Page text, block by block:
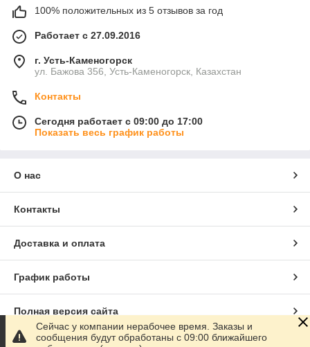
100% положительных из 5 отзывов за год
Работает с 27.09.2016
г. Усть-Каменогорск
ул. Бажова 356, Усть-Каменогорск, Казахстан
Контакты
Сегодня работает с 09:00 до 17:00
Показать весь график работы
О нас
Контакты
Доставка и оплата
График работы
Полная версия сайта
Сайт создан на маркетплейсе
Сейчас у компании нерабочее время. Заказы и
сообщения будут обработаны с 09:00 ближайшего